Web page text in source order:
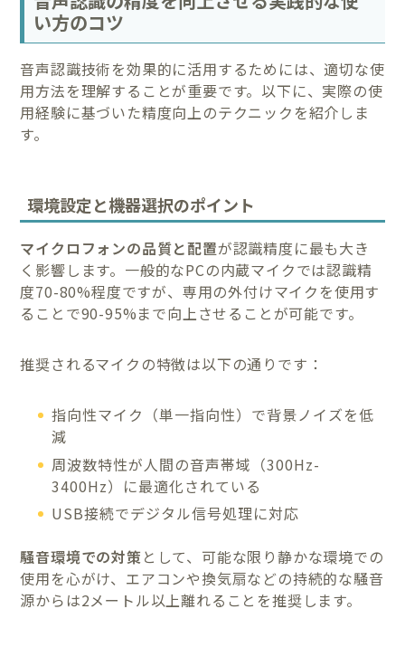
い方のコツ
音声認識技術を効果的に活用するためには、適切な使
用方法を理解することが重要です。以下に、実際の使
用経験に基づいた精度向上のテクニックを紹介しま
す。
環境設定と機器選択のポイント
マイクロフォンの品質と配置が認識精度に最も大き
く影響します。一般的なPCの内蔵マイクでは認識精
度70-80%程度ですが、専用の外付けマイクを使用す
ることで90-95%まで向上させることが可能です。
推奨されるマイクの特徴は以下の通りです：
指向性マイク（単一指向性）で背景ノイズを低
減
周波数特性が人間の音声帯域（300Hz-
3400Hz）に最適化されている
USB接続でデジタル信号処理に対応
騒音環境での対策として、可能な限り静かな環境での
使用を心がけ、エアコンや換気扇などの持続的な騒音
源からは2メートル以上離れることを推奨します。